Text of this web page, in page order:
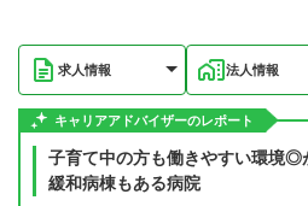
求人情報 法人情報
キャリアアドバイザーのレポート
子育て中の方も働きやすい環境◎
緩和病棟もある病院